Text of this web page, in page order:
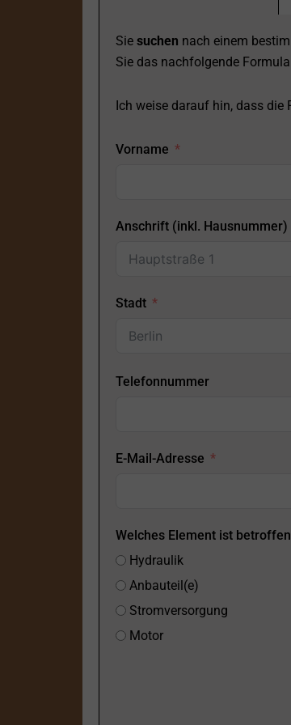
Sie suchen nach einem
Sie das nachfolgende
Ich weise darauf hin, dass
Vorname
Anschrift (inkl. Hausnummer)
Stadt
Telefonnummer
E-Mail-Adresse
Welches Element ist
Hydraulik
Anbauteil(e)
Stromversorgung
Motor